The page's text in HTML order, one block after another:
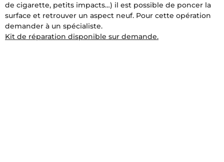
de cigarette, petits impacts…) il est possible de poncer la
surface et retrouver un aspect neuf. Pour cette opération
demander à un spécialiste.
Kit de réparation disponible sur demande.